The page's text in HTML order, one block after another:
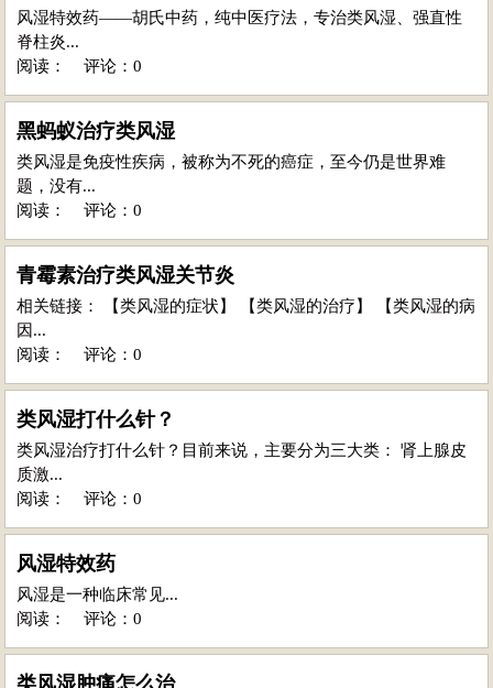
风湿特效药——胡氏中药，纯中医疗法，专治类风湿、强直性
脊柱炎...
阅读：
评论：0
黑蚂蚁治疗类风湿
类风湿是免疫性疾病，被称为不死的癌症，至今仍是世界难
题，没有...
阅读：
评论：0
青霉素治疗类风湿关节炎
相关链接： 【类风湿的症状】 【类风湿的治疗】 【类风湿的病
因...
阅读：
评论：0
类风湿打什么针？
类风湿治疗打什么针？目前来说，主要分为三大类： 肾上腺皮
质激...
阅读：
评论：0
风湿特效药
风湿是一种临床常见...
阅读：
评论：0
类风湿肿痛怎么治